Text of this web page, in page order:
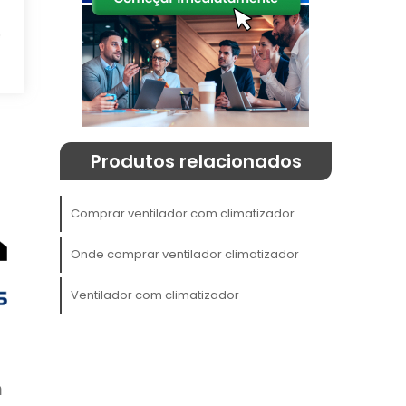
Produtos relacionados
Comprar ventilador com climatizador
Onde comprar ventilador climatizador
Ventilador com climatizador